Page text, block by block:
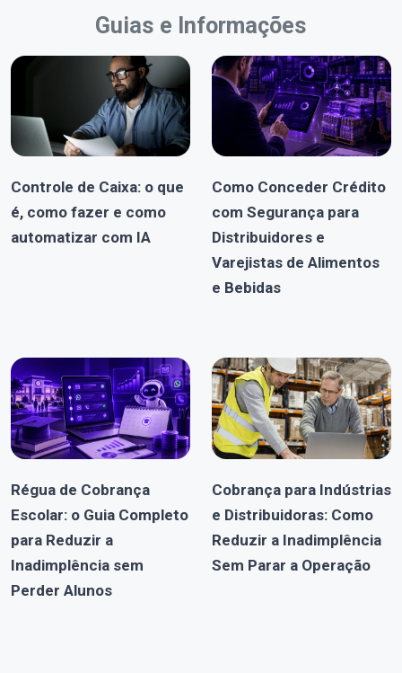
Guias e Informações
Controle de Caixa: o que
é, como fazer e como
automatizar com IA
Como Conceder Crédito
com Segurança para
Distribuidores e
Varejistas de Alimentos
e Bebidas
Régua de Cobrança
Escolar: o Guia Completo
para Reduzir a
Inadimplência sem
Perder Alunos
Cobrança para Indústrias
e Distribuidoras: Como
Reduzir a Inadimplência
Sem Parar a Operação